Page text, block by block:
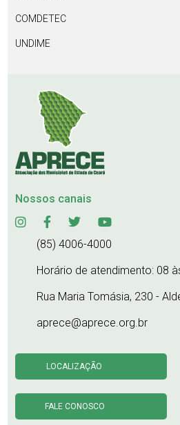
COMDETEC
UNDIME
Nossos canais
(85) 4006-4000
Horário de atendimento: 08
Rua Maria Tomásia, 230 -
aprece@aprece.org.br
LOCALIZAÇÃO
FALE CONOSCO